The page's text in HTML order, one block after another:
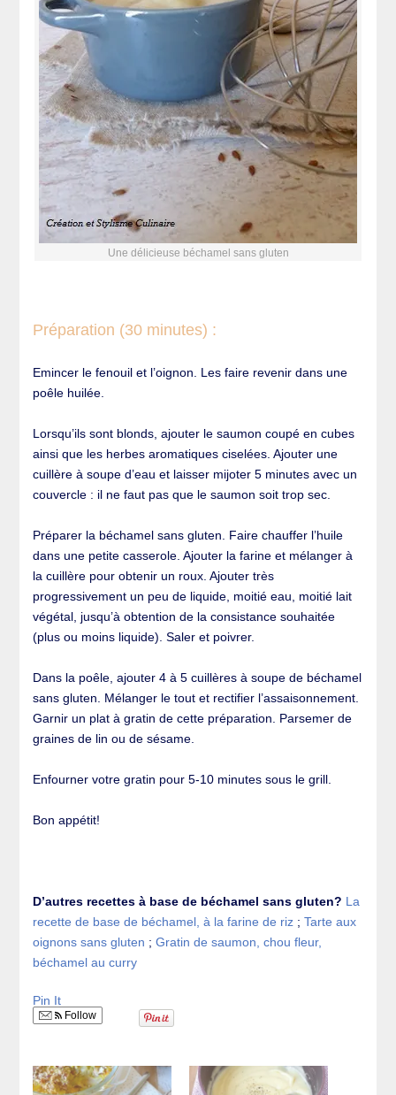
Une délicieuse béchamel sans gluten
Préparation (30 minutes) :
Emincer le fenouil et l’oignon. Les faire revenir dans une
poêle huilée.
Lorsqu’ils sont blonds, ajouter le saumon coupé en cubes
ainsi que les herbes aromatiques ciselées. Ajouter une
cuillère à soupe d’eau et laisser mijoter 5 minutes avec un
couvercle : il ne faut pas que le saumon soit trop sec.
Préparer la béchamel sans gluten. Faire chauffer l’huile
dans une petite casserole. Ajouter la farine et mélanger à
la cuillère pour obtenir un roux. Ajouter très
progressivement un peu de liquide, moitié eau, moitié lait
végétal, jusqu’à obtention de la consistance souhaitée
(plus ou moins liquide). Saler et poivrer.
Dans la poêle, ajouter 4 à 5 cuillères à soupe de béchamel
sans gluten. Mélanger le tout et rectifier l’assaisonnement.
Garnir un plat à gratin de cette préparation. Parsemer de
graines de lin ou de sésame.
Enfourner votre gratin pour 5-10 minutes sous le grill.
Bon appétit!
D’autres recettes à base de béchamel sans gluten? La
recette de base de béchamel, à la farine de riz ;Tarte aux
oignons sans gluten ;Gratin de saumon, chou fleur,
béchamel au curry
Pin It
Follow